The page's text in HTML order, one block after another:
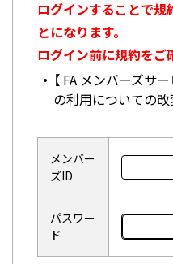
ログインすることで規
とになります。
ログイン前に規約をご
【 FA メンバーズサ
の利用についての改
メンバー
ズID
パスワー
ド